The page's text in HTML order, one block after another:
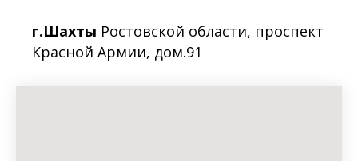
г.Шахты Ростовской области, проспект
Красной Армии, дом.91